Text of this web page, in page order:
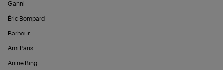
Ganni
Éric Bompard
Barbour
Ami Paris
Anine Bing